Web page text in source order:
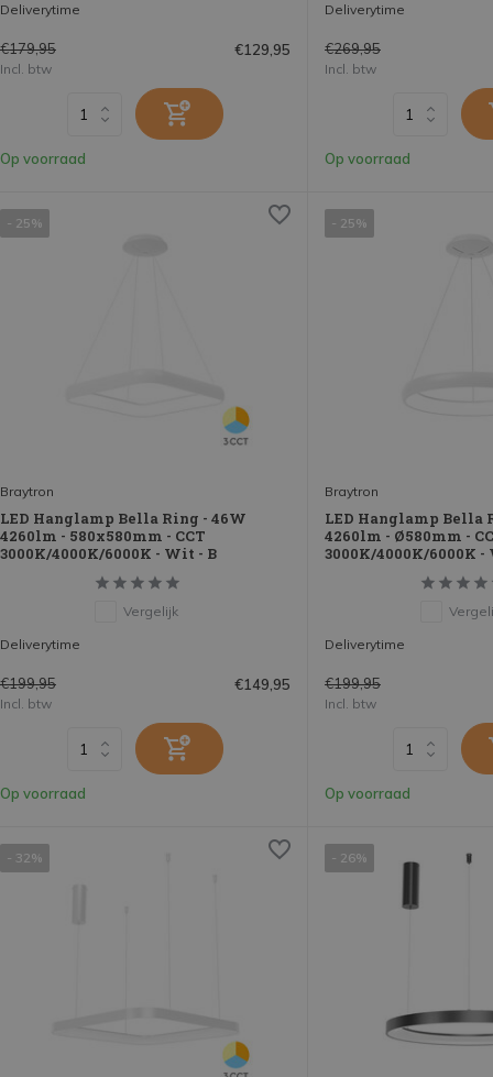
Deliverytime
€179,95 €129,95
Incl. btw
Op voorraad
Deliverytime
€269,95
Incl. btw
Op voorraad
- 25%
Braytron
LED Hanglamp Bella Ring - 46W
4260lm - 580x580mm - CCT
3000K/4000K/6000K - Wit - B
Vergelijk
Deliverytime
€199,95 €149,95
Incl. btw
Op voorraad
- 25%
Braytron
LED Hanglamp Bella
4260lm - Ø580mm -
3000K/4000K/6000K -
Deliverytime
€199,95
Incl. btw
Op voorraad
- 32% - 26%